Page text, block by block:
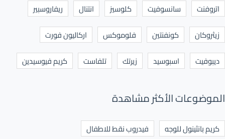
اتروفنت
سانسوفيت كلوسيز انتنال
ريفاروسبير
زيثروكان
كونفنتين فلوموكس
اركاليون فورت
ديبوفيت
اسبوسيد زيرتك تلفاست كريم فيوسيدين
الموضوعات الأكثر مشاهدة
كريم بانثينول للوجه
فيدروب نقط للاطفال